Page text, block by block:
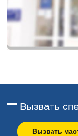
Вызвать
Вызвать